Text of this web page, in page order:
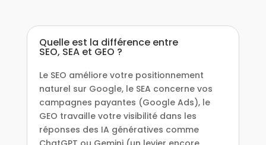
Quelle est la différence entre
SEO, SEA et GEO ?
Le SEO améliore votre positionnement
naturel sur Google, le SEA concerne vos
campagnes payantes (Google Ads), le
GEO travaille votre visibilité dans les
réponses des IA génératives comme